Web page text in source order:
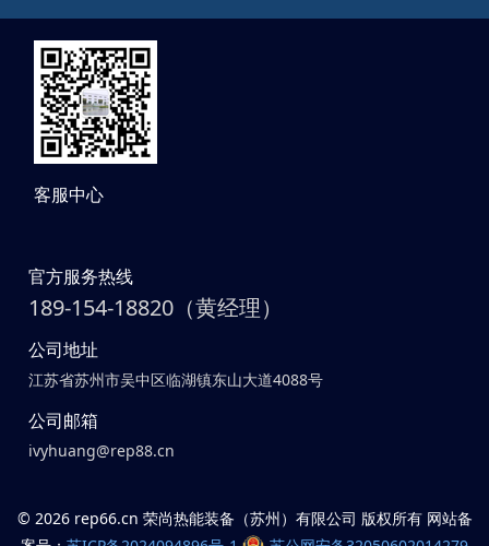
客服中心
官方服务热线
189-154-18820（黄经理）
公司地址
江苏省苏州市吴中区临湖镇东山大道4088号
公司邮箱
ivyhuang@rep88.cn
© 2026 rep66.cn 荣尚热能装备（苏州）有限公司 版权所有 网站备